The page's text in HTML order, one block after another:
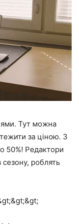
Тут можна
за ціною. З
50%! Редактори
сезону, роблять